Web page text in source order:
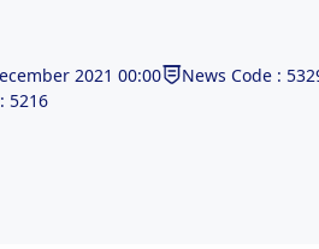
2021 00:00
News Code :
5216